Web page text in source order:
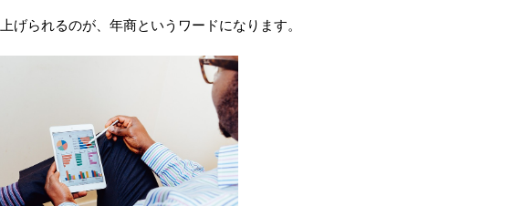
げられるのが、年商というワードになります。